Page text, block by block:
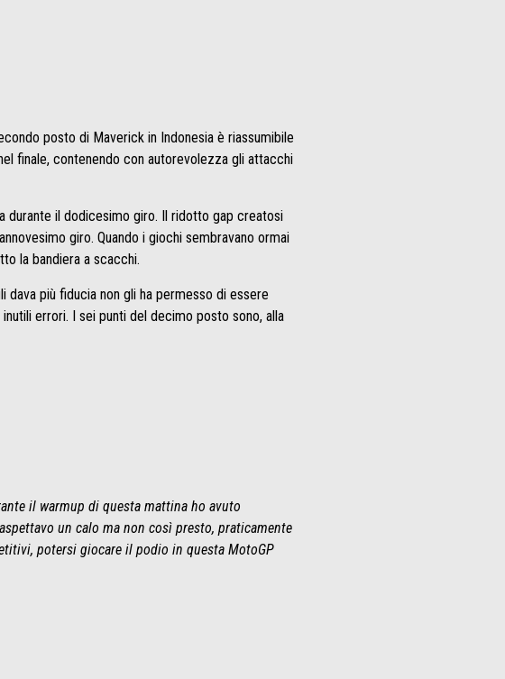
posto di Maverick in Indonesia è riassumibile
finale, contenendo con autorevolezza gli attacchi
durante il dodicesimo giro. Il ridotto gap creatosi
giro. Quando i giochi sembravano ormai
la bandiera a scacchi.
più fiducia non gli ha permesso di essere
errori. I sei punti del decimo posto sono, alla
il warmup di questa mattina ho avuto
un calo ma non così presto, praticamente
potersi giocare il podio in questa MotoGP